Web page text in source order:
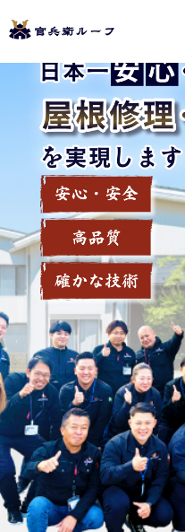
to
content
官兵衛ルーフは福岡県全
行っております！屋根の